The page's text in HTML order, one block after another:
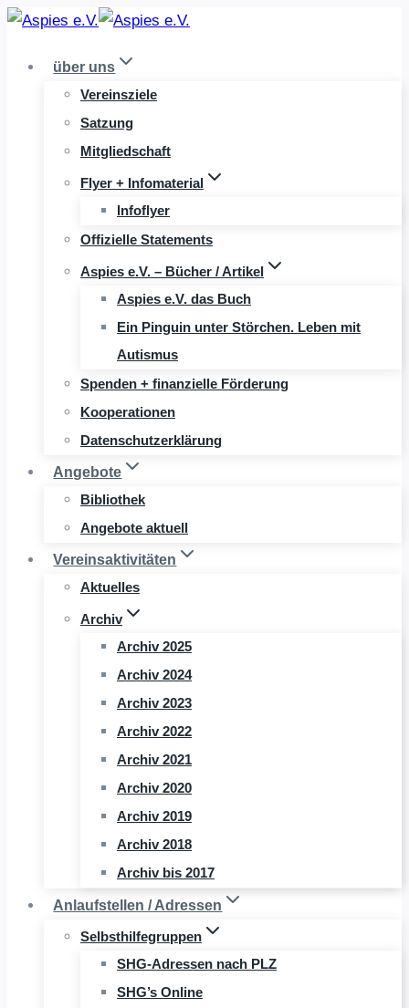
Zum
springenüber uns
Vereinsziele
Satzung
Mitgliedschaft
Flyer + Infomaterial
Infoflyer
Offizielle Statements
Aspies e.V. – Bücher / Artikel
Aspies e.V. das Buch
Ein Pinguin unter Störchen. Leben mit
Autismus
Spenden + finanzielle Förderung
Kooperationen
Datenschutzerklärung
Angebote
Bibliothek
Angebote aktuell
Vereinsaktivitäten
Aktuelles
Archiv
Archiv 2025
Archiv 2024
Archiv 2023
Archiv 2022
Archiv 2021
Archiv 2020
Archiv 2019
Archiv 2018
Archiv bis 2017
Anlaufstellen / Adressen
Selbsthilfegruppen
SHG-Adressen nach PLZ
SHG’s Online